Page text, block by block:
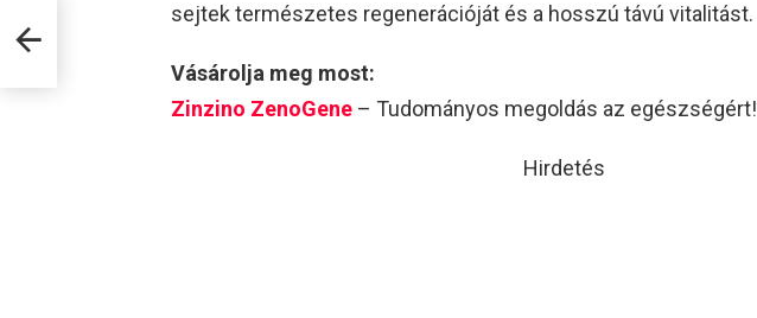
sejtek természetes regenerációját és a hosszú távú vitalitást.
Vásárolja meg most:
Zinzino ZenoGene – Tudományos megoldás az egészségért!
Hirdetés